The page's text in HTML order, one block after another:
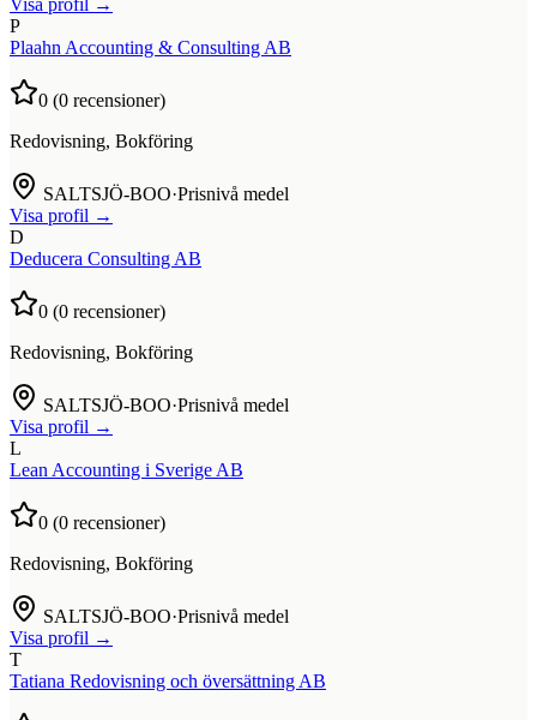
P
Plaahn Accounting & Consulting AB
0 (0 recensioner)
Redovisning, Bokföring
SALTSJÖ-BOO·Prisnivå medel
Visa profil →
D
Deducera Consulting AB
0 (0 recensioner)
Redovisning, Bokföring
SALTSJÖ-BOO·Prisnivå medel
Visa profil →
L
Lean Accounting i Sverige AB
0 (0 recensioner)
Redovisning, Bokföring
SALTSJÖ-BOO·Prisnivå medel
Visa profil →
T
Tatiana Redovisning och översättning AB